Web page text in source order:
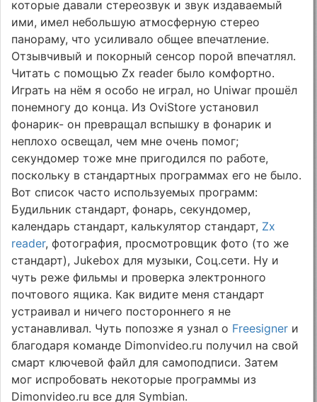
которые давали стереозвук и звук издаваемый
ими, имел небольшую атмосферную стерео
панораму, что усиливало общее впечатление.
Отзывчивый и покорный сенсор порой впечатлял.
Читать с помощью Zx reader было комфортно.
Играть на нём я особо не играл, но Uniwar прошёл
понемногу до конца. Из OviStore установил
фонарик- он превращал вспышку в фонарик и
неплохо освещал, чем мне очень помог;
секундомер тоже мне пригодился по работе,
поскольку в стандартных программах его не было.
Вот список часто используемых программ:
Будильник стандарт, фонарь, секундомер,
календарь стандарт, калькулятор стандарт, Zx
reader, фотография, просмотровщик фото (то же
стандарт), Jukebox для музыки, Соц.сети. Ну и
чуть реже фильмы и проверка электронного
почтового ящика. Как видите меня стандарт
устраивал и ничего постороннего я не
устанавливал. Чуть попозже я узнал о Freesigner и
благодаря команде Dimonvideo.ru получил на свой
смарт ключевой файл для самоподписи. Затем
мог испробовать некоторые программы из
Dimonvideo.ru все для Symbian.